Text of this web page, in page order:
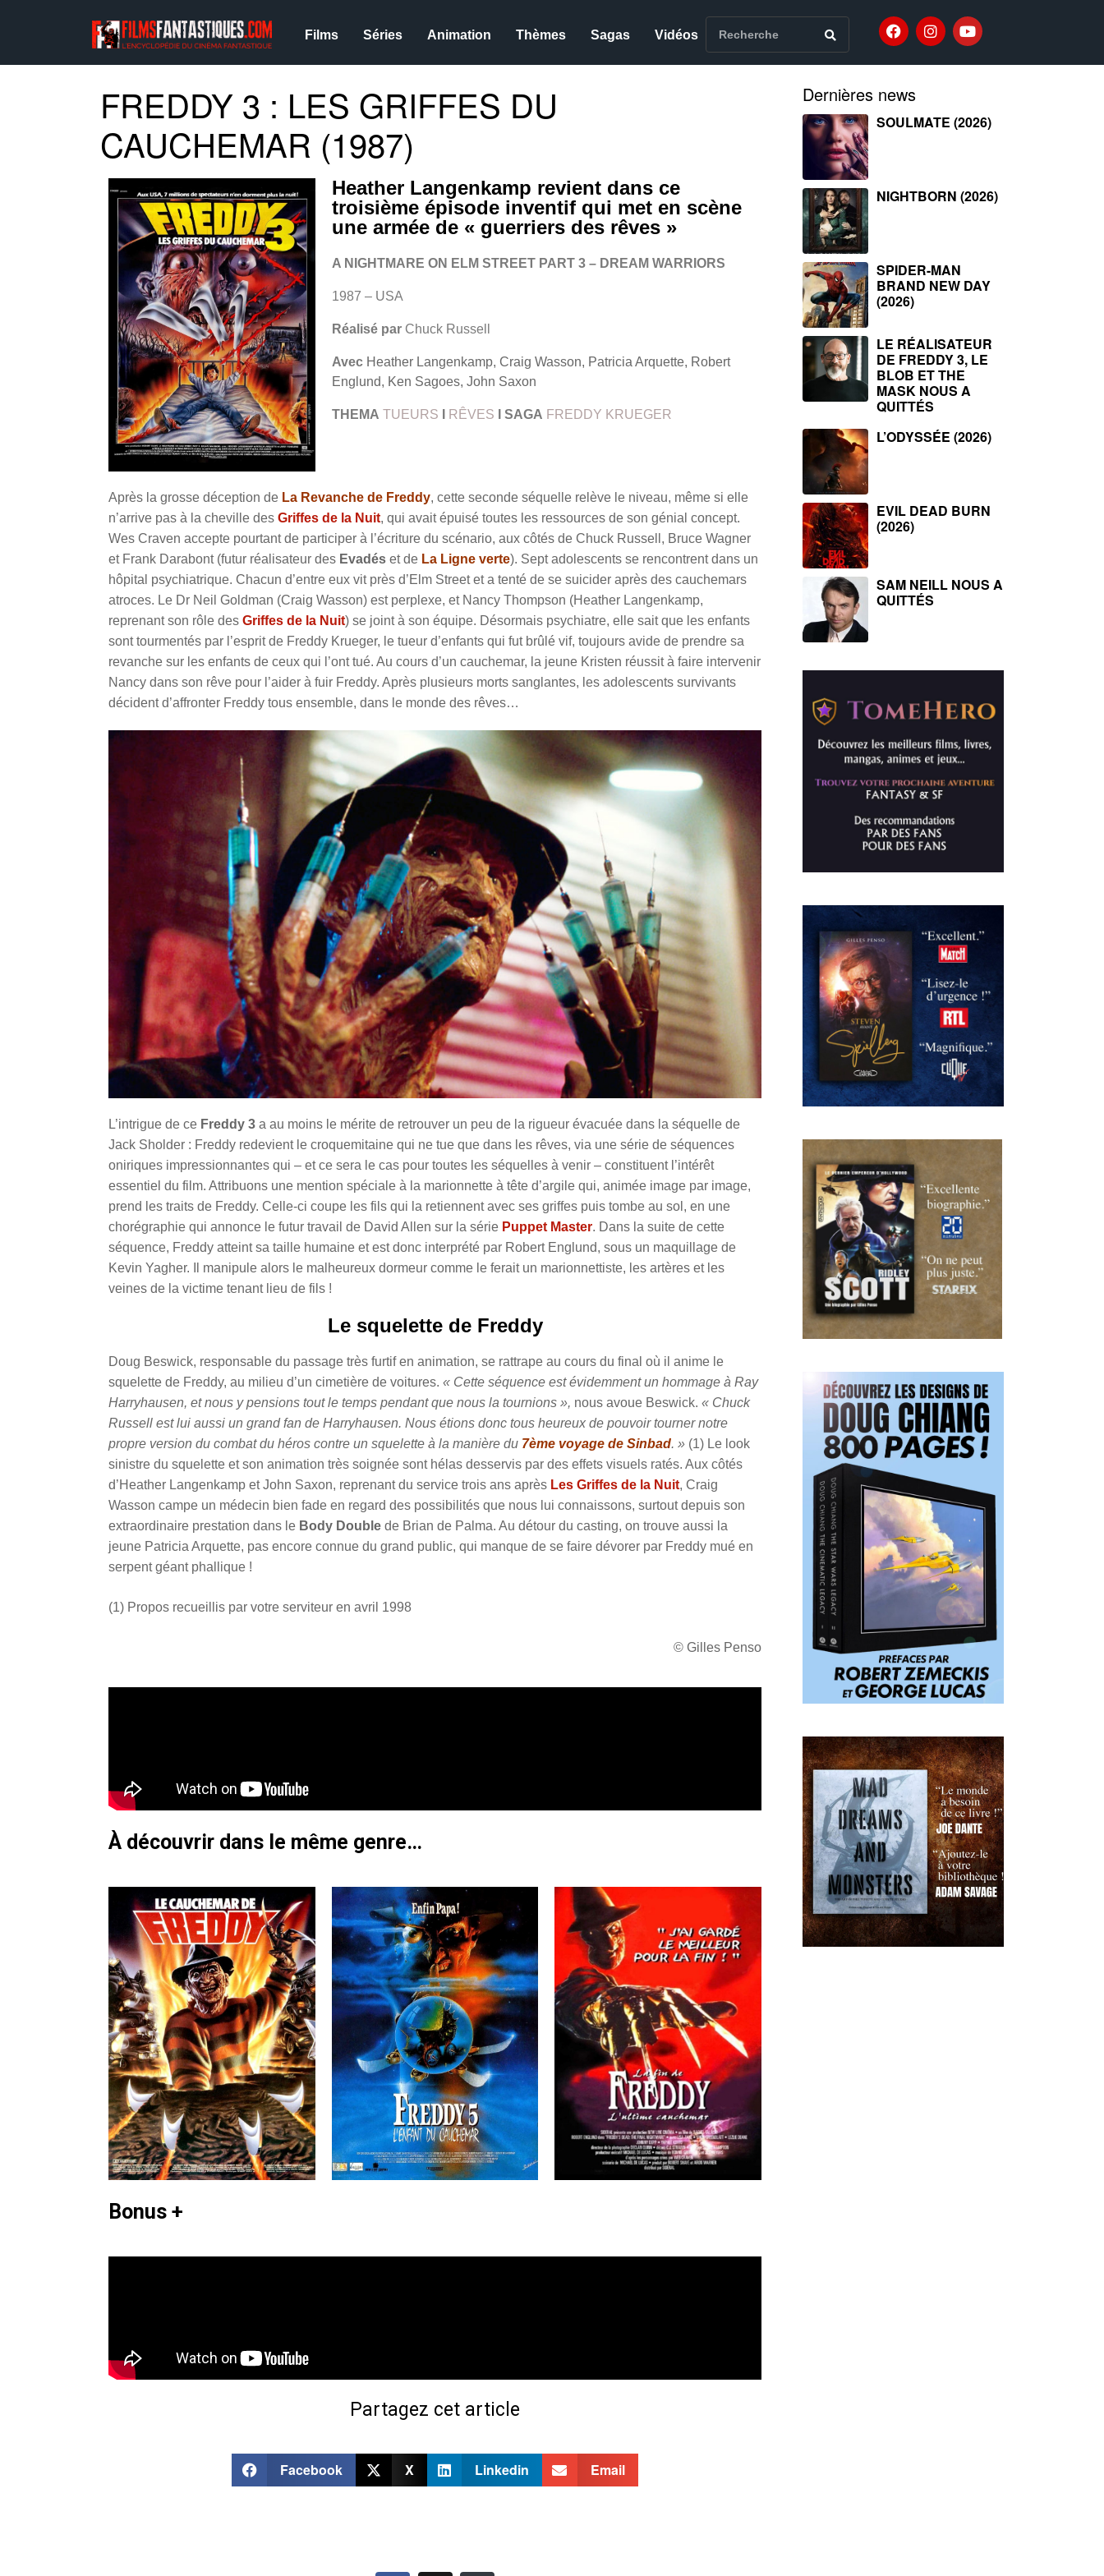
Films Séries Animation Thèmes Sagas Vidéos
FREDDY 3 : LES GRIFFES DU
CAUCHEMAR (1987)
Heather Langenkamp revient dans ce
troisième épisode inventif qui met en scène
une armée de « guerriers des rêves »
A NIGHTMARE ON ELM STREET PART 3 – DREAM WARRIORS
1987 – USA
Réalisé par Chuck Russell
Avec Heather Langenkamp, Craig Wasson, Patricia Arquette, Robert
Englund, Ken Sagoes, John Saxon
THEMA TUEURS RÊVES SAGA FREDDY KRUEGER
Après la grosse déception de La Revanche de Freddy, cette seconde séquelle relève le niveau, même si elle
n’arrive pas à la cheville des Griffes de la Nuit, qui avait épuisé toutes les ressources de son génial concept.
Wes Craven accepte pourtant de participer à l’écriture du scénario, aux côtés de Chuck Russell, Bruce Wagner
et Frank Darabont (futur réalisateur des Evadés et de La Ligne verte). Sept adolescents se rencontrent dans un
hôpital psychiatrique. Chacun d’entre eux vit près d’Elm Street et a tenté de se suicider après des cauchemars
atroces. Le Dr Neil Goldman (Craig Wasson) est perplexe, et Nancy Thompson (Heather Langenkamp,
reprenant son rôle des Griffes de la Nuit) se joint à son équipe. Désormais psychiatre, elle sait que les enfants
sont tourmentés par l’esprit de Freddy Krueger, le tueur d’enfants qui fut brûlé vif, toujours avide de prendre sa
revanche sur les enfants de ceux qui l’ont tué. Au cours d’un cauchemar, la jeune Kristen réussit à faire intervenir
Nancy dans son rêve pour l’aider à fuir Freddy. Après plusieurs morts sanglantes, les adolescents survivants
décident d’affronter Freddy tous ensemble, dans le monde des rêves…
L’intrigue de ce Freddy 3 a au moins le mérite de retrouver un peu de la rigueur évacuée dans la séquelle de
Jack Sholder : Freddy redevient le croquemitaine qui ne tue que dans les rêves, via une série de séquences
oniriques impressionnantes qui – et ce sera le cas pour toutes les séquelles à venir – constituent l’intérêt
essentiel du film. Attribuons une mention spéciale à la marionnette à tête d’argile qui, animée image par image,
prend les traits de Freddy. Celle-ci coupe les fils qui la retiennent avec ses griffes puis tombe au sol, en une
chorégraphie qui annonce le futur travail de David Allen sur la série Puppet Master. Dans la suite de cette
séquence, Freddy atteint sa taille humaine et est donc interprété par Robert Englund, sous un maquillage de
Kevin Yagher. Il manipule alors le malheureux dormeur comme le ferait un marionnettiste, les artères et les
veines de la victime tenant lieu de fils !
Le squelette de Freddy
Doug Beswick, responsable du passage très furtif en animation, se rattrape au cours du final où il anime le
squelette de Freddy, au milieu d’un cimetière de voitures. « Cette séquence est évidemment un hommage à Ray
Harryhausen, et nous y pensions tout le temps pendant que nous la tournions », nous avoue Beswick. « Chuck
Russell est lui aussi un grand fan de Harryhausen. Nous étions donc tous heureux de pouvoir tourner notre
propre version du combat du héros contre un squelette à la manière du 7ème voyage de Sinbad. » (1) Le look
sinistre du squelette et son animation très soignée sont hélas desservis par des effets visuels ratés. Aux côtés
d’Heather Langenkamp et John Saxon, reprenant du service trois ans après Les Griffes de la Nuit, Craig
Wasson campe un médecin bien fade en regard des possibilités que nous lui connaissons, surtout depuis son
extraordinaire prestation dans le Body Double de Brian de Palma. Au détour du casting, on trouve aussi la
jeune Patricia Arquette, pas encore connue du grand public, qui manque de se faire dévorer par Freddy mué en
serpent géant phallique !
(1) Propos recueillis par votre serviteur en avril 1998
© Gilles Penso
À découvrir dans le même genre…
Bonus +
Partagez cet article
Facebook X Linkedin Email
Dernières news
SOULMATE (2026)
NIGHTBORN (2026)
SPIDER-MAN
BRAND NEW DAY
(2026)
LE RÉALISATEUR
DE FREDDY 3, LE
BLOB ET THE
MASK NOUS A
QUITTÉS
L’ODYSSÉE (2026)
EVIL DEAD BURN
(2026)
SAM NEILL NOUS A
QUITTÉS